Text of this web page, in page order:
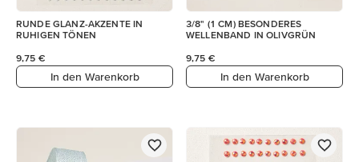
RUNDE GLANZ-AKZENTE IN
RUHIGEN TÖNEN
9,75 €
In den Warenkorb
3/8" (1 CM) BESONDERES
WELLENBAND IN OLIVGRÜN
9,75 €
In den Warenkorb